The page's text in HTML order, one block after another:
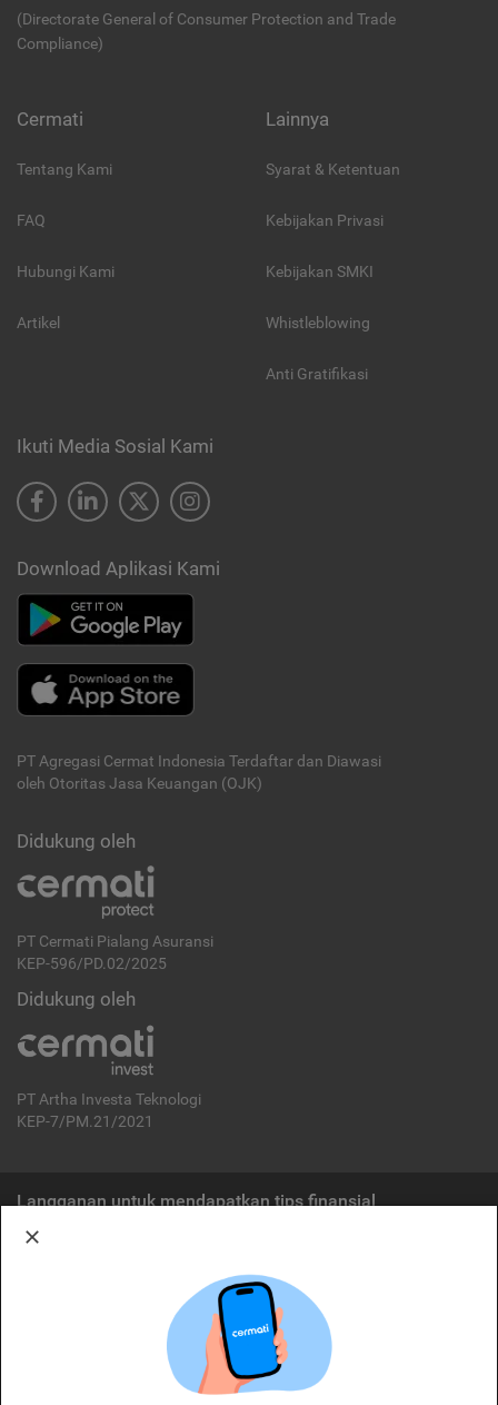
(Directorate General of Consumer Protection and Trade
Compliance)
Cermati
Tentang Kami
FAQ
Hubungi Kami
Artikel
Lainnya
Syarat & Ketentuan
Kebijakan Privasi
Kebijakan SMKI
Whistleblowing
Anti Gratifikasi
Ikuti Media Sosial Kami
Download Aplikasi Kami
PT Agregasi Cermat Indonesia Terdaftar dan Diawasi
oleh Otoritas Jasa Keuangan (OJK)
Didukung oleh
PT Cermati Pialang Asuransi
KEP-596/PD.02/2025
Didukung oleh
PT Artha Investa Teknologi
KEP-7/PM.21/2021
Langganan untuk mendapatkan tips finansial
Cermati merupakan penyelenggara agregasi jasa keuangan yang terdaftar di
OJK. Oleh karena itu, produk dan/atau layanan jasa keuangan yang
ditawarkan bukan merupakan produk dan/atau layanan jasa keuangan yang
diterbitkan oleh Cermati dan Cermati tidak bertanggung jawab atas tuntutan